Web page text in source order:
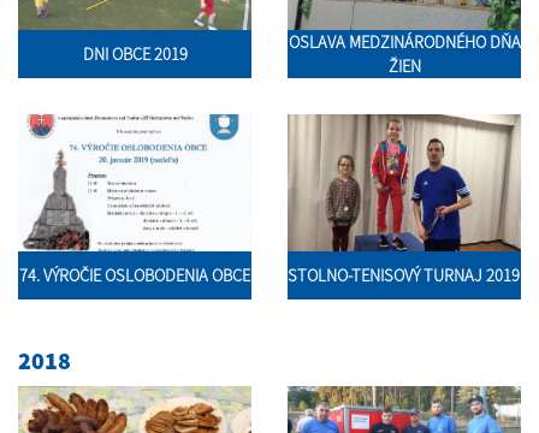
DNI OBCE 2019
OSLAVA MEDZINÁRODNÉHO DŇA
ŽIEN
74. VÝROČIE OSLOBODENIA OBCE STOLNO-TENISOVÝ TURNAJ 2019
2018